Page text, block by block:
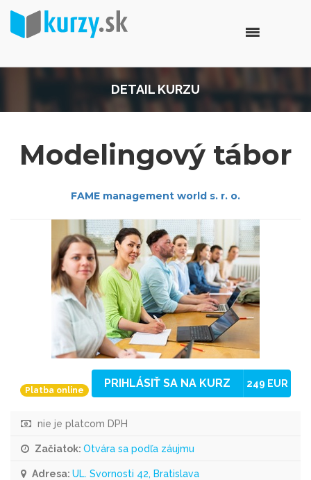
DETAIL KURZU
Modelingový tábor
FAME management world s. r. o.
Platba online
PRIHLÁSIŤ SA NA KURZ 249 EUR
nie je platcom DPH
Začiatok: Otvára sa podľa záujmu
Adresa: UL. Svornosti 42, Bratislava